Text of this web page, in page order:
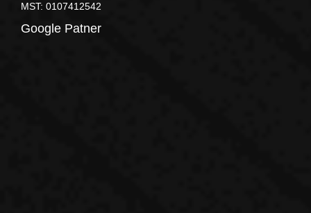
MST: 0107412542
Google Patner